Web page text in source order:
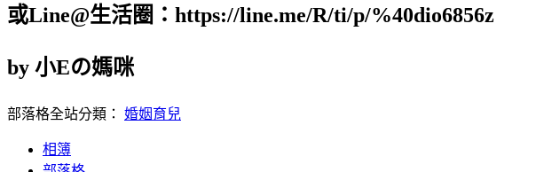
或Line@生活圈：https://line.me/R/ti/p/%40dio6856z
by 小Eの媽咪
部落格全站分類： 婚姻育兒
相簿